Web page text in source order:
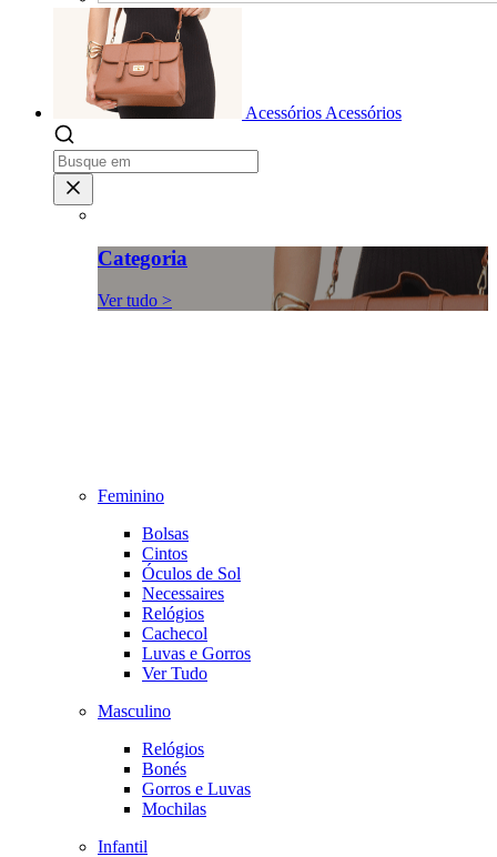
Acessórios Acessórios
Categoria
Ver tudo >
Feminino
Bolsas
Cintos
Óculos de Sol
Necessaires
Relógios
Cachecol
Luvas e Gorros
Ver Tudo
Masculino
Relógios
Bonés
Gorros e Luvas
Mochilas
Infantil